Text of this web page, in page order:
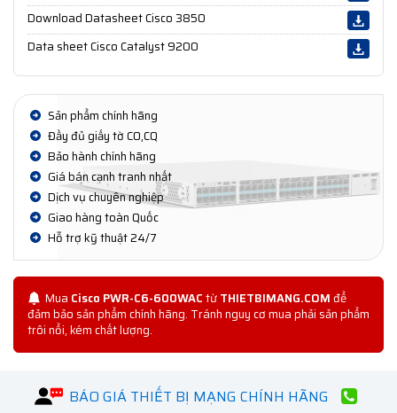
Download Datasheet Cisco 3850
Data sheet Cisco Catalyst 9200
Sản phẩm chính hãng
Đầy đủ giấy tờ CO,CQ
Bảo hành chính hãng
Giá bán cạnh tranh nhất
Dịch vụ chuyên nghiệp
Giao hàng toàn Quốc
Hỗ trợ kỹ thuật 24/7
Mua Cisco PWR-C6-600WACtừTHIETBIMANG.COMđể
đảm bảo sản phẩm chính hãng. Tránh nguy cơ mua phải sản phẩm
trôi nổi, kém chất lượng.
BÁO GIÁ THIẾT BỊ MẠNG CHÍNH HÃNG